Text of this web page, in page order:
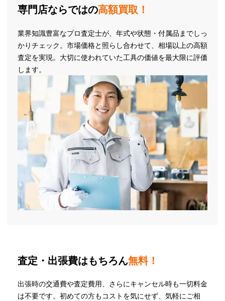
専門店ならではの高額買取！
業界知識豊富なプロ査定士が、年式や状態・付属品までしっ
かりチェック。市場価格と照らし合わせて、相場以上の高額
査定を実現。大切に使われていた工具の価値を最大限に評価
します。
査定・出張費はもちろん無料！
出張時の交通費や査定費用、さらにキャンセル時も一切料金
は不要です。初めての方もコストを気にせず、気軽にご相